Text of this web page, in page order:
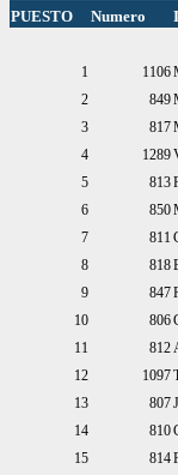
PUESTO Numero
1 1106
2
849
3
817
4
1289
5
813
6
850
7
811
8
818
9
847
10
806
11
812
12
1097
13
807
14
810
15
814